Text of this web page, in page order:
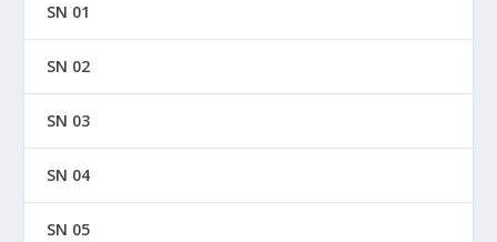
SN 01
SN 02
SN 03
SN 04
SN 05